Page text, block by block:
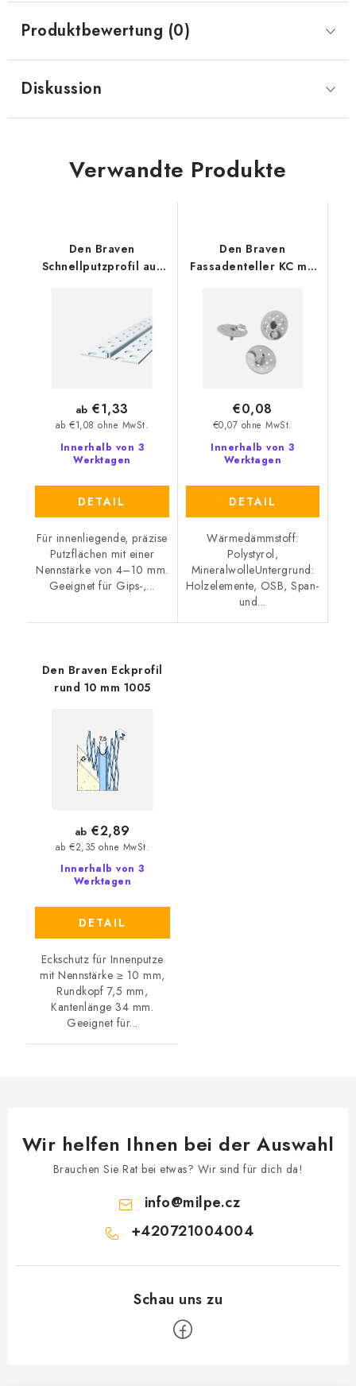
Produktbewertung (0)
Diskussion
Verwandte Produkte
Den Braven
Schnellputzprofil aus
Innerhalb von 3
Werktagen
ab €1,08 ohne MwSt.
ab €1,33
DETAIL
Für innenliegende, präzise
Putzflächen mit einer
Nennstärke von 4–10 mm.
Geeignet für Gips-,...
Den Braven
Fassadenteller KC mit
Innerhalb von 3
Werktagen
€0,07 ohne MwSt.
€0,08
DETAIL
Wärmedämmstoff:
Polystyrol,
MineralwolleUntergrund:
Holzelemente, OSB, Span-
und...
Den Braven Eckprofil
rund 10 mm 1005
Innerhalb von 3
Werktagen
ab €2,35 ohne MwSt.
ab €2,89
DETAIL
Eckschutz für Innenputze
mit Nennstärke ≥ 10 mm,
Rundkopf 7,5 mm,
Kantenlänge 34 mm.
Geeignet für...
Wir helfen Ihnen bei der Auswahl
Brauchen Sie Rat bei etwas? Wir sind für dich da!
info@milpe.cz
+420721004004